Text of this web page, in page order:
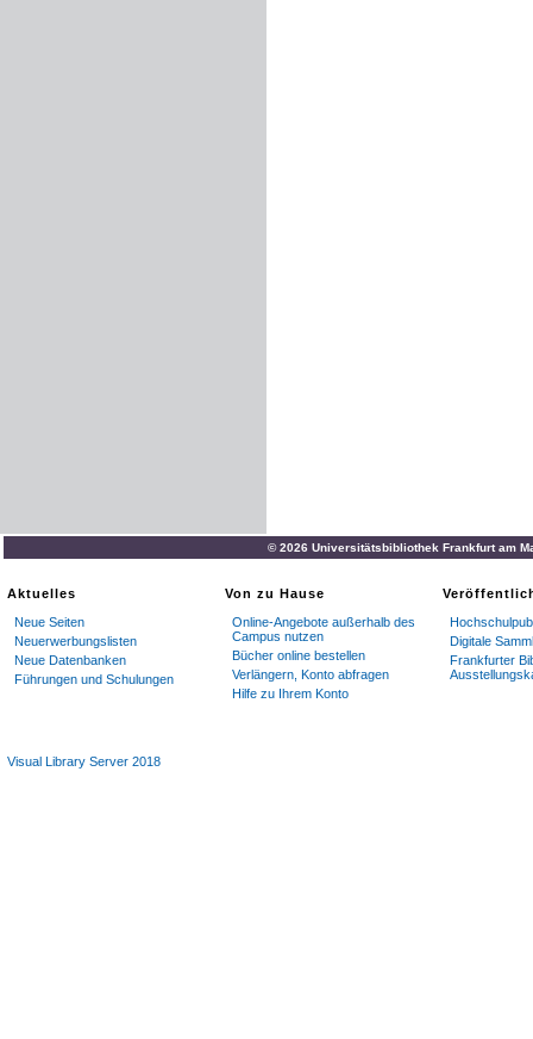
© 2026 Universitätsbibliothek Frankfurt am
Aktuelles
Neue Seiten
Neuerwerbungslisten
Neue Datenbanken
Führungen und Schulungen
Von zu Hause
Online-Angebote außerhalb des
Campus nutzen
Bücher online bestellen
Verlängern, Konto abfragen
Hilfe zu Ihrem Konto
Digitale
Frankfurter
Visual Library Server 2018